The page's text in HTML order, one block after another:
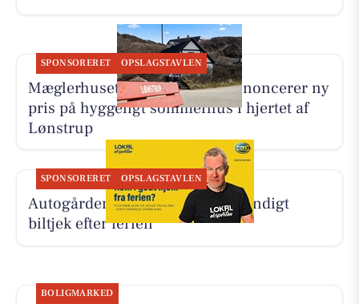
SPONSORERET OPSLAGSTAVLEN
Mæglerhuset Vestkysten I/S annoncerer ny
pris på hyggeligt sommerhus i hjertet af
Lønstrup
SPONSORERET OPSLAGSTAVLEN
Autogården Løkken tilbyder grundigt
biltjek efter ferien
BOLIGMARKED